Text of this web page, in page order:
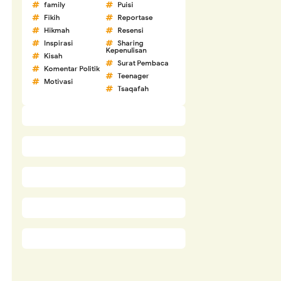
family
Fikih
Hikmah
Inspirasi
Kisah
Komentar Politik
Motivasi
Puisi
Reportase
Resensi
Sharing
Kepenulisan
Surat Pembaca
Teenager
Tsaqafah